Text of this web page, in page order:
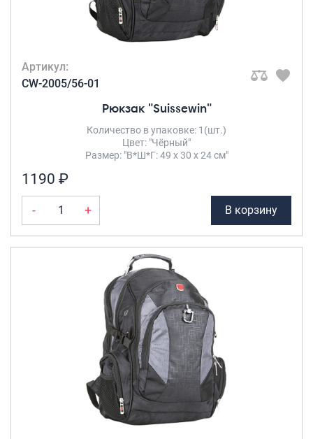
Артикул:
CW-2005/56-01
Рюкзак "Suissewin"
Количество в упаковке: 1(шт.)
Цвет: "Чёрный"
Размер: "В*Ш*Г: 49 х 30 х 24 см"
1190 ₽
- + В корзину